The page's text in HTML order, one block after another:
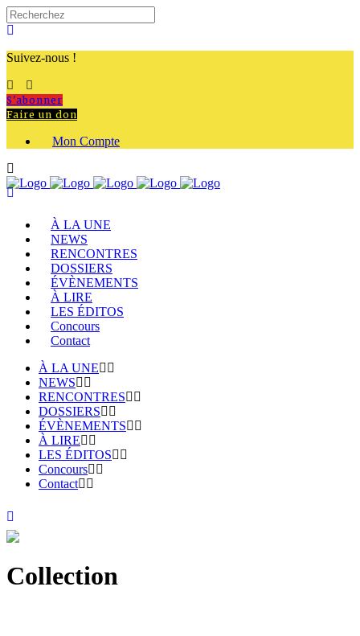
Suivez-nous !
S'abonner
Faire un don
Mon Compte
À LA UNE
NEWS
RENCONTRES
DOSSIERS
ÉVÈNEMENTS
À LIRE
LES ÉDITOS
Concours
Contact
À LA UNE
NEWS
RENCONTRES
DOSSIERS
ÉVÈNEMENTS
À LIRE
LES ÉDITOS
Concours
Contact
Collection